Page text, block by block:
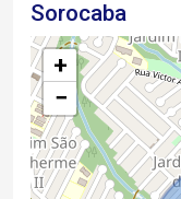
Sorocaba
+
−